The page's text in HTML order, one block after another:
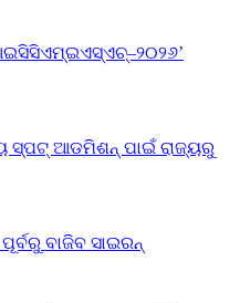
ସ୍ପଟ୍ ଆଡମିଶନ୍ ପାଇଁ ରାଜ୍ୟରୁ
ବାଜିବ ସାଇରନ୍